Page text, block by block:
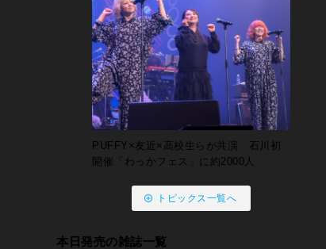
PUFFY×友近×高校生らが共演 石川初
開催「わっかフェス」に約2000人
トピックス一覧へ
本日発売の雑誌一覧